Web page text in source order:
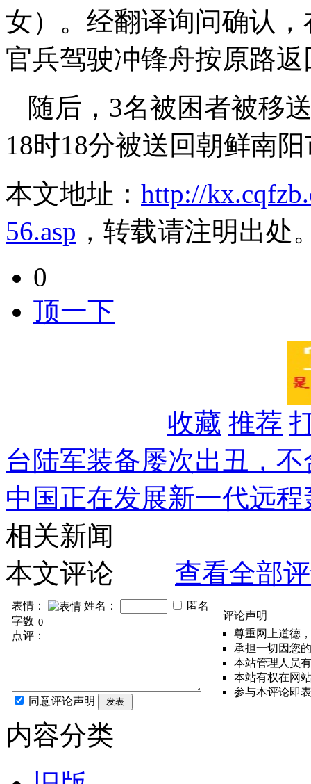
女）。经翻译询问确认
官兵驾驶冲锋舟按原路返
随后，3名被困者被移
18时18分被送回朝鲜南
本文地址： http://
56.asp ，转载请注明出处
0
顶一下
收藏 推荐
台陆军装备屡次出丑，
中国正在发展新一代远
相关新闻
本文评论
查看全部
表情： 姓名：
匿名
字数
点评：
同意评论声明 发表
评论声明
尊重网上道德
承担一切因您
本站管理人员
本站有权在网
参与本评论即
内容分类